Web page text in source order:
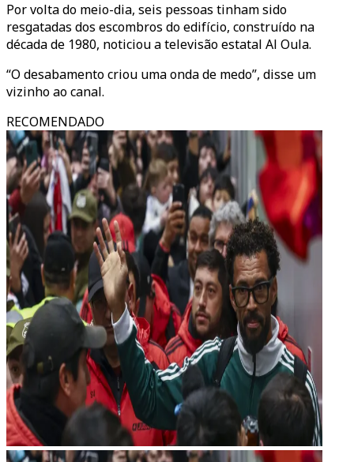
Por volta do meio-dia, seis pessoas tinham sido
resgatadas dos escombros do edifício, construído na
década de 1980, noticiou a televisão estatal Al Oula.
“O desabamento criou uma onda de medo”, disse um
vizinho ao canal.
RECOMENDADO